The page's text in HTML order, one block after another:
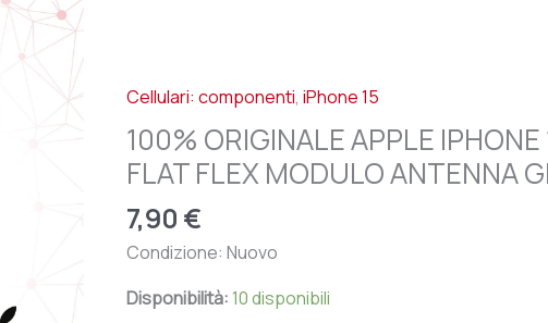
Cellulari: componenti,iPhone 15
100% ORIGINALE APPLE IPHONE
FLAT FLEX MODULO ANTENNA
7,90 €
Condizione: Nuovo
Disponibilità: 10 disponibili
-
FLAT
FLEX
MODULO
ANTENNA
GPS